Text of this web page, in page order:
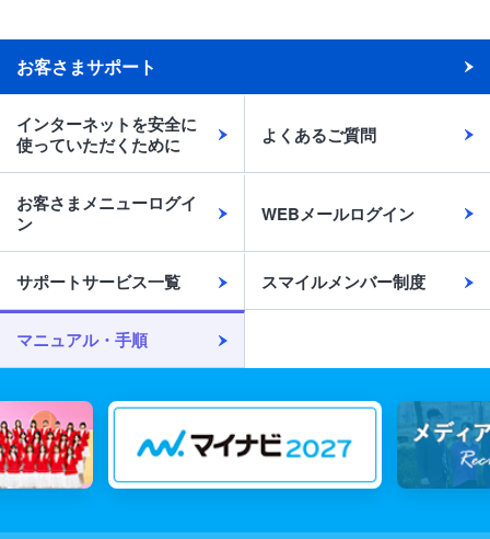
お客さまサポート
インターネットを安全に
使っていただくために
よくあるご質問
お客さまメニューログイ
ン
WEBメールログイン
サポートサービス一覧 スマイルメンバー制度
マニュアル・手順